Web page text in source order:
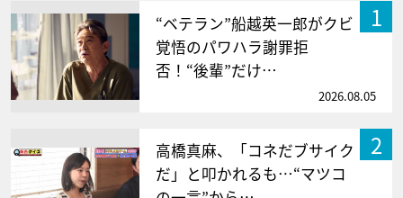
1
“ベテラン”船越英一郎がクビ
覚悟のパワハラ謝罪拒
否！“後輩”だけ…
2026.08.05
2
高橋真麻、「コネだブサイク
だ」と叩かれるも…“マツコ